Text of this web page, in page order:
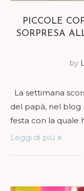
PICCOLE
SORPRESA
by
La settimana
del papà, nel blog
festa con la quale
Leggi di più